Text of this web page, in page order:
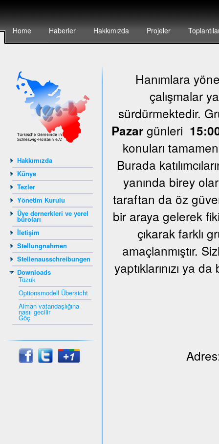
Home Haberler Hakkımızda Projeler
Hakkımızda
Künye
Tezler
Yönetim Kurulu
Üye dernerkleri ve yerel
büroları
İletişim
Stellungnahmen
Stellenausschreibungen
Downloads
Tüzük
Optionsmodell Übersicht
Alman vatandaşlığına
nasıl gecilir
Göç
Hanımlara
çalışmalar
sürdürmektedir.
Pazar günleri
konuları
Burada
yanında birey
taraftan da öz
bir araya gelerek
çıkarak farklı
amaçlanmıştır.
yaptıklarınızı ya